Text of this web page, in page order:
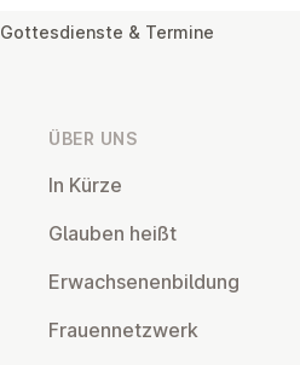
Gottesdienste & Termine
ÜBER UNS
In Kürze
Glauben heißt
Er­wach­se­nen­bil­dung
Frau­en­netz­werk